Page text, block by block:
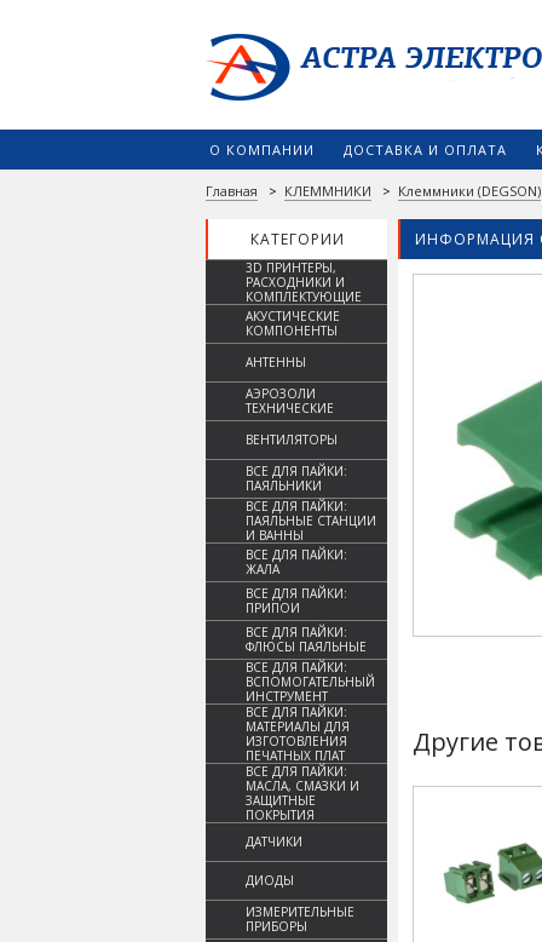
О КОМПАНИИ ДОСТАВКА И ОПЛАТА
Главная > КЛЕММНИКИ > Клеммники (DEGSON)
КАТЕГОРИИ ИНФОРМАЦИЯ
3D ПРИНТЕРЫ,
РАСХОДНИКИ И
КОМПЛЕКТУЮЩИЕ
АКУСТИЧЕСКИЕ
КОМПОНЕНТЫ
АНТЕННЫ
АЭРОЗОЛИ
ТЕХНИЧЕСКИЕ
ВЕНТИЛЯТОРЫ
ВСЕ ДЛЯ ПАЙКИ:
ПАЯЛЬНИКИ
ВСЕ ДЛЯ ПАЙКИ:
ПАЯЛЬНЫЕ СТАНЦИИ
И ВАННЫ
ВСЕ ДЛЯ ПАЙКИ:
ЖАЛА
ВСЕ ДЛЯ ПАЙКИ:
ПРИПОИ
ВСЕ ДЛЯ ПАЙКИ:
ФЛЮСЫ ПАЯЛЬНЫЕ
ВСЕ ДЛЯ ПАЙКИ:
ВСПОМОГАТЕЛЬНЫЙ
ИНСТРУМЕНТ
ВСЕ ДЛЯ ПАЙКИ:
МАТЕРИАЛЫ ДЛЯ
ИЗГОТОВЛЕНИЯ
ПЕЧАТНЫХ ПЛАТ
ВСЕ ДЛЯ ПАЙКИ:
МАСЛА, СМАЗКИ И
ЗАЩИТНЫЕ
ПОКРЫТИЯ
ДАТЧИКИ
ДИОДЫ
ИЗМЕРИТЕЛЬНЫЕ
ПРИБОРЫ
Другие